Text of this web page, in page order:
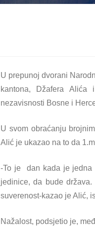
U prepunoj dvorani
kantona, Džafera Alića
nezavisnosti Bosne i
U svom obraćanju
Alić je ukazao na to da
-To je dan kada je jedna
jedinice, da bude
suverenost-kazao je Alić,
Nažalost, podsjetio je,